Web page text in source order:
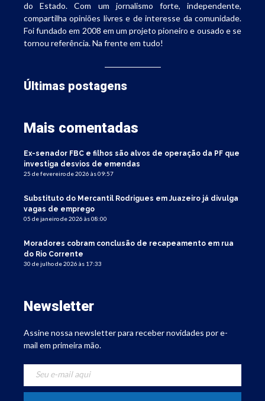
do Estado. Com um jornalismo forte, independente,
compartilha opiniões livres e de interesse da comunidade.
Foi fundado em 2008 em um projeto pioneiro e ousado e se
tornou referência. Na frente em tudo!
Últimas postagens
Mais comentadas
Ex-senador FBC e filhos são alvos de operação da PF que
investiga desvios de emendas
25 de fevereiro de 2026 às 09:57
Substituto do Mercantil Rodrigues em Juazeiro já divulga
vagas de emprego
05 de janeiro de 2026 às 08:00
Moradores cobram conclusão de recapeamento em rua
do Rio Corrente
30 de julho de 2026 às 17:33
Newsletter
Assine nossa newsletter para receber novidades por e-
mail em primeira mão.